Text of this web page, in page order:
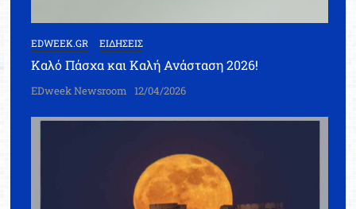
EDWEEK.GR ΕΙΔΗΣΕΙΣ
Καλό Πάσχα και Καλή Ανάσταση 2026!
EDweek Newsroom 12/04/2026